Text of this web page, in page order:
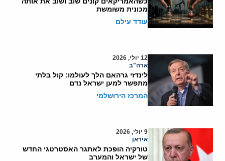
מכונית משומשת
עודד עילם
12 יולי, 2026
ארה"ב
לינדזי גרהאם הלך לעולמו: קול בלתי
מתפשר למען ישראל נדם
המרכז הירושלמי
9 יולי, 2026
איראן
טורקיה הופכת לאתגר האסטרטגי החדש
של ישראל והמערב